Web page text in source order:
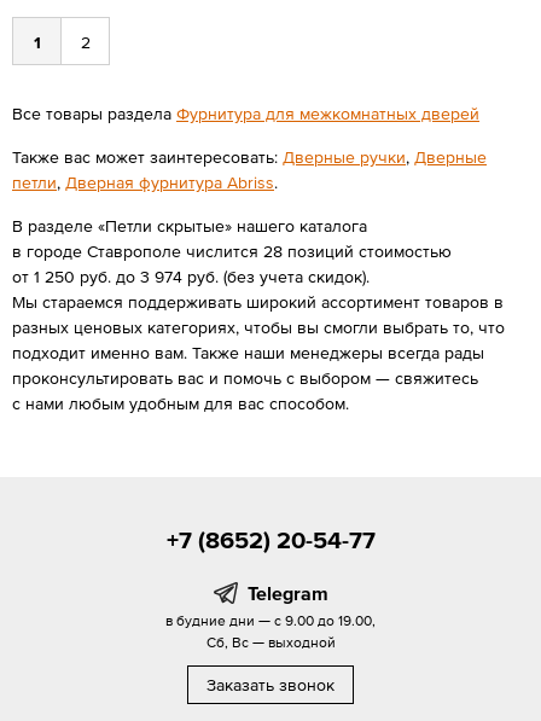
1 2
Все товары раздела Фурнитура для межкомнатных дверей
Также вас может заинтересовать: Дверные ручки, Дверные
петли, Дверная фурнитура Abriss.
В разделе «Петли скрытые» нашего каталога
в городе Ставрополе числится 28 позиций стоимостью
от 1 250 руб. до 3 974 руб. (без учета скидок).
Мы стараемся поддерживать широкий ассортимент товаров в
разных ценовых категориях, чтобы вы смогли выбрать то, что
подходит именно вам. Также наши менеджеры всегда рады
проконсультировать вас и помочь с выбором — свяжитесь
с нами любым удобным для вас способом.
+7 (8652) 20-54-77
Telegram
в будние дни — с 9.00 до 19.00,
Сб, Вс — выходной
Заказать звонок